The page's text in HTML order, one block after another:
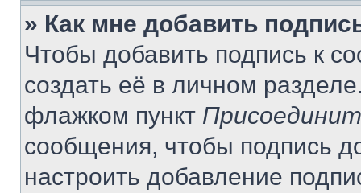
» Как мне добавить
Чтобы добавить подпись к
создать её в личном
флажком пункт
сообщения, чтобы подпись
настроить добавление